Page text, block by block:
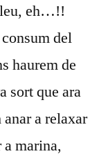
eh…!!
del
haurem de
sort que ara
a relaxar
marina,